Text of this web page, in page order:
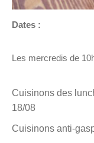
Dates :
Les mercredis de
Cuisinons des
18/08
Cuisinons anti-